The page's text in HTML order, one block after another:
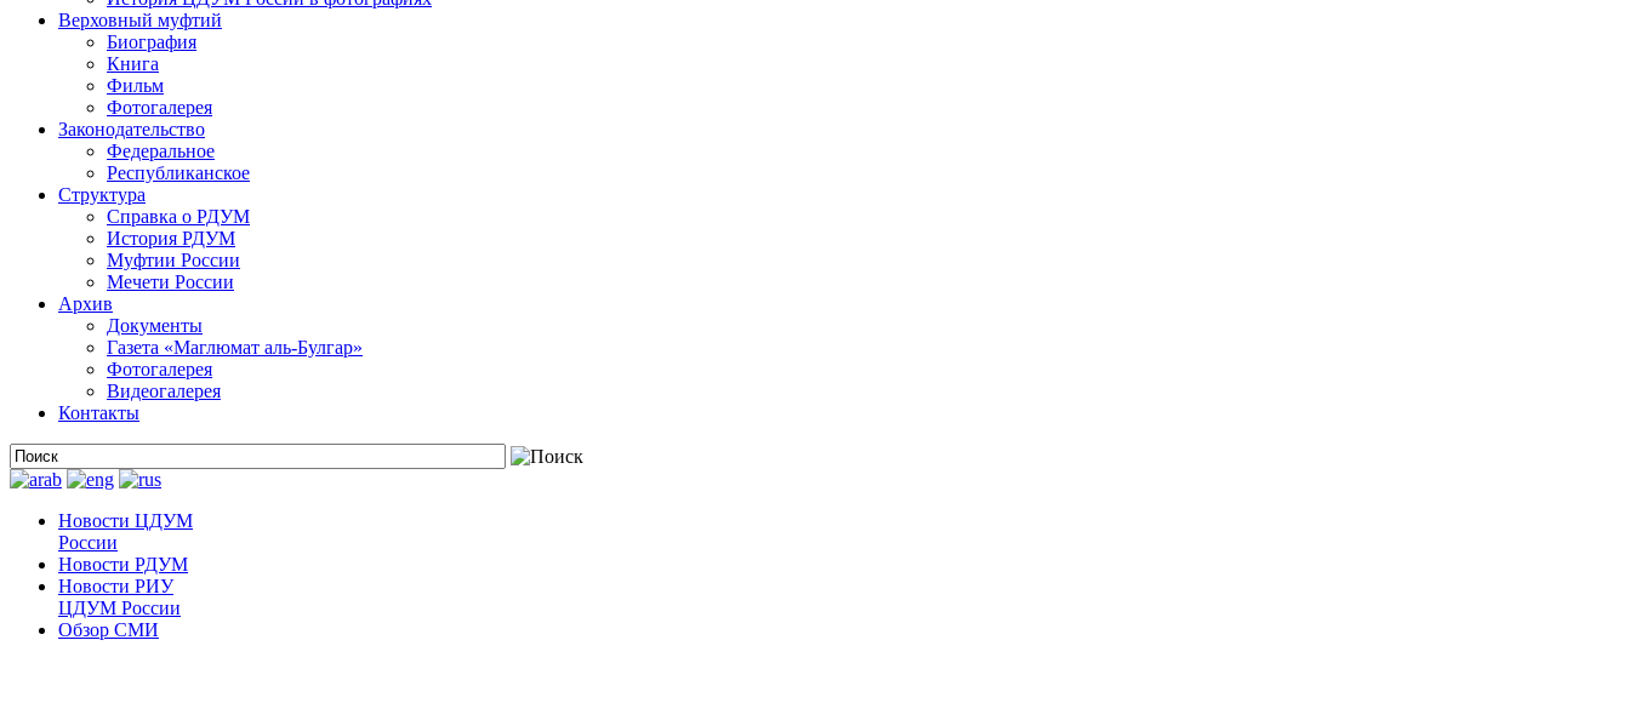
Верховный муфтий
Биография
Книга
Фильм
Фотогалерея
Законодательство
Федеральное
Республиканское
Структура
Справка о РДУМ
История РДУМ
Муфтии России
Мечети России
Архив
Документы
Газета «Маглюмат аль-Булгар»
Фотогалерея
Видеогалерея
Контакты
Новости ЦДУМ
России
Новости РДУМ
Новости РИУ
ЦДУМ России
Обзор СМИ